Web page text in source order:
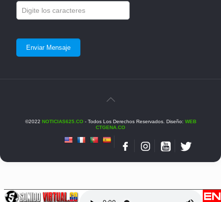
©2022 NOTICIAS625.CO- Todos Los Derechos Reservados. Diseño: WEB
CTGENA.CO